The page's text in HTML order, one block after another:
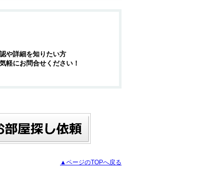
や詳細を知りたい方
軽にお問合せください！
▲ページのTOPへ戻る